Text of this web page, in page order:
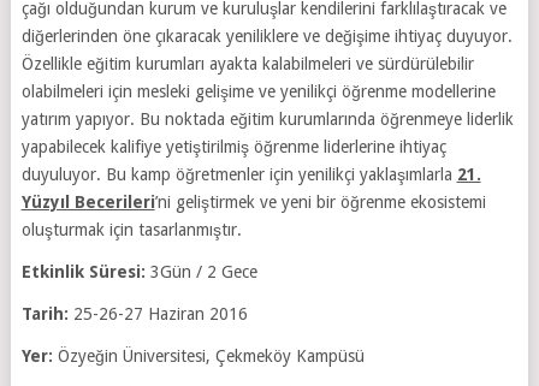
çağı olduğundan kurum ve kuruluşlar kendilerini farklılaştıracak ve
diğerlerinden öne çıkaracak yeniliklere ve değişime ihtiyaç duyuyor.
Özellikle eğitim kurumları ayakta kalabilmeleri ve sürdürülebilir
olabilmeleri için mesleki gelişime ve yenilikçi öğrenme modellerine
yatırım yapıyor. Bu noktada eğitim kurumlarında öğrenmeye liderlik
yapabilecek kalifiye yetiştirilmiş öğrenme liderlerine ihtiyaç
duyuluyor. Bu kamp öğretmenler için yenilikçi yaklaşımlarla 21.
Yüzyıl Becerileri’ni geliştirmek ve yeni bir öğrenme ekosistemi
oluşturmak için tasarlanmıştır.
Etkinlik Süresi: 3Gün / 2 Gece
Tarih: 25-26-27 Haziran 2016
Yer: Özyeğin Üniversitesi, Çekmeköy Kampüsü